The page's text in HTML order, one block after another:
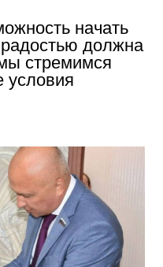
начать
должна
стремимся
условия